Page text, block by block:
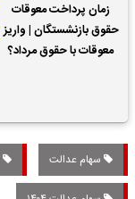
زمان پرداخت معوقات
حقوق بازنشستگان | واریز
معوقات با حقوق مرداد؟
سهام عدالت